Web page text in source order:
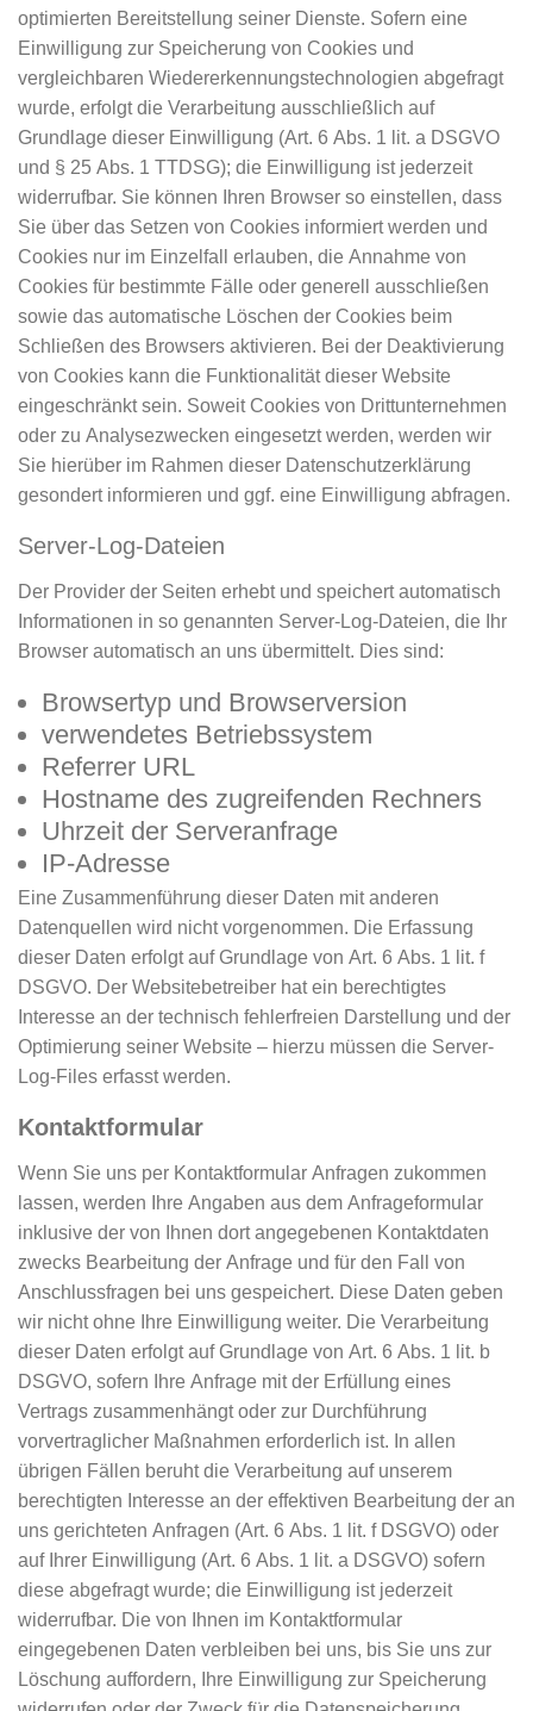
optimierten Bereitstellung seiner Dienste. Sofern eine
Einwilligung zur Speicherung von Cookies und
vergleichbaren Wiedererkennungstechnologien abgefragt
wurde, erfolgt die Verarbeitung ausschließlich auf
Grundlage dieser Einwilligung (Art. 6 Abs. 1 lit. a DSGVO
und § 25 Abs. 1 TTDSG); die Einwilligung ist jederzeit
widerrufbar. Sie können Ihren Browser so einstellen, dass
Sie über das Setzen von Cookies informiert werden und
Cookies nur im Einzelfall erlauben, die Annahme von
Cookies für bestimmte Fälle oder generell ausschließen
sowie das automatische Löschen der Cookies beim
Schließen des Browsers aktivieren. Bei der Deaktivierung
von Cookies kann die Funktionalität dieser Website
eingeschränkt sein. Soweit Cookies von Drittunternehmen
oder zu Analysezwecken eingesetzt werden, werden wir
Sie hierüber im Rahmen dieser Datenschutzerklärung
gesondert informieren und ggf. eine Einwilligung abfragen.
Server-Log-Dateien
Der Provider der Seiten erhebt und speichert automatisch
Informationen in so genannten Server-Log-Dateien, die Ihr
Browser automatisch an uns übermittelt. Dies sind:
Browsertyp und Browserversion
verwendetes Betriebssystem
Referrer URL
Hostname des zugreifenden Rechners
Uhrzeit der Serveranfrage
IP-Adresse
Eine Zusammenführung dieser Daten mit anderen
Datenquellen wird nicht vorgenommen. Die Erfassung
dieser Daten erfolgt auf Grundlage von Art. 6 Abs. 1 lit. f
DSGVO. Der Websitebetreiber hat ein berechtigtes
Interesse an der technisch fehlerfreien Darstellung und der
Optimierung seiner Website – hierzu müssen die Server-
Log-Files erfasst werden.
Kontaktformular
Wenn Sie uns per Kontaktformular Anfragen zukommen
lassen, werden Ihre Angaben aus dem Anfrageformular
inklusive der von Ihnen dort angegebenen Kontaktdaten
zwecks Bearbeitung der Anfrage und für den Fall von
Anschlussfragen bei uns gespeichert. Diese Daten geben
wir nicht ohne Ihre Einwilligung weiter. Die Verarbeitung
dieser Daten erfolgt auf Grundlage von Art. 6 Abs. 1 lit. b
DSGVO, sofern Ihre Anfrage mit der Erfüllung eines
Vertrags zusammenhängt oder zur Durchführung
vorvertraglicher Maßnahmen erforderlich ist. In allen
übrigen Fällen beruht die Verarbeitung auf unserem
berechtigten Interesse an der effektiven Bearbeitung der an
uns gerichteten Anfragen (Art. 6 Abs. 1 lit. f DSGVO) oder
auf Ihrer Einwilligung (Art. 6 Abs. 1 lit. a DSGVO) sofern
diese abgefragt wurde; die Einwilligung ist jederzeit
widerrufbar. Die von Ihnen im Kontaktformular
eingegebenen Daten verbleiben bei uns, bis Sie uns zur
Löschung auffordern, Ihre Einwilligung zur Speicherung